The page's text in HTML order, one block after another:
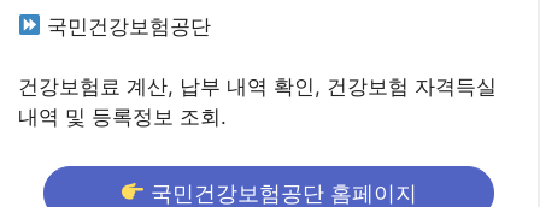
국민건강보험공단
건강보험료 계산, 납부 내역 확인, 건강보험 자격득실
내역 및 등록정보 조회.
국민건강보험공단 홈페이지